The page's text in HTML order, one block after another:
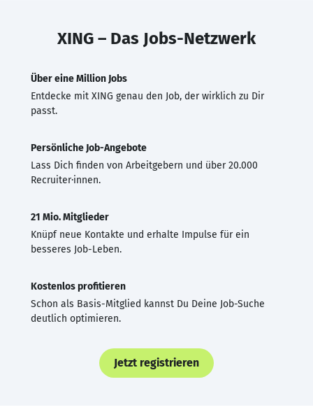
XING – Das Jobs-Netzwerk
Über eine Million Jobs
Entdecke mit XING genau den Job, der wirklich zu Dir
passt.
Persönliche Job-Angebote
Lass Dich finden von Arbeitgebern und über 20.000
Recruiter·innen.
21 Mio. Mitglieder
Knüpf neue Kontakte und erhalte Impulse für ein
besseres Job-Leben.
Kostenlos profitieren
Schon als Basis-Mitglied kannst Du Deine Job-Suche
deutlich optimieren.
Jetzt registrieren